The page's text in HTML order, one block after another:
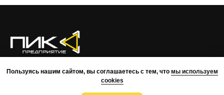
О КОМПАНИИ ПРЕИМУЩЕСТВА
Пользуясь нашим сайтом, вы соглашаетесь с тем, что мы используем
cookies